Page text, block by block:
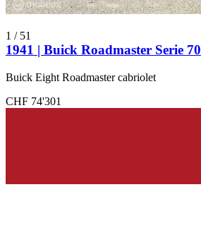
1 / 51
1941 | Buick Roadmaster Serie 70
Buick Eight Roadmaster cabriolet
CHF 74'301